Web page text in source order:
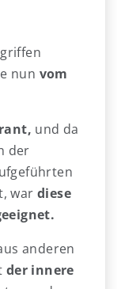
nun vom
und da
der
wardiese
anderen
der innere